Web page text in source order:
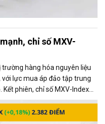
chỉ số MXV-
hàng hóa nguyên liệu
lực mua áp đảo tập trung
phiên, chỉ số MXV-Index
ánh xu hướng tích cực chung